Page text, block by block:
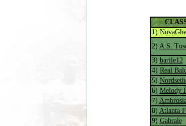
1)
2) A.S.
3) barile12
4) Real
5)
6) Melody
7)
8) Atlanta
9) Gabrale